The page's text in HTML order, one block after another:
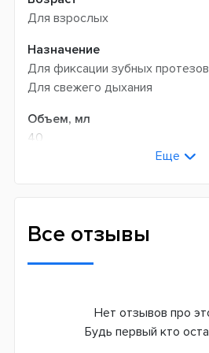
Для взрослых
Назначение
Для фиксации зубных протезов
Для свежего дыхания
Объем, мл
40
Еще
Все отзывы
Нет отзывов про
Будь первый кто